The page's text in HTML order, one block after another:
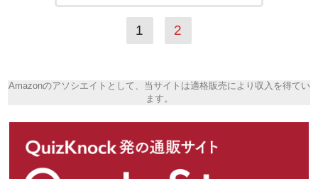
1 2
Amazonのアソシエイトとして、当サイトは適格販売により収入を得てい
ます。